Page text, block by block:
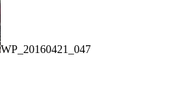
WP_20160421_047